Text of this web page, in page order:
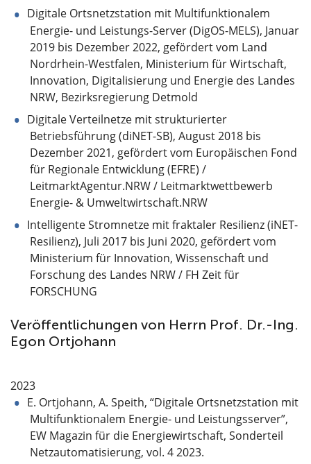
Digitale Ortsnetzstation mit Multifunktionalem
Energie- und Leistungs-Server (DigOS-MELS), Januar
2019 bis Dezember 2022, gefördert vom Land
Nordrhein-Westfalen, Ministerium für Wirtschaft,
Innovation, Digitalisierung und Energie des Landes
NRW, Bezirksregierung Detmold
Digitale Verteilnetze mit strukturierter
Betriebsführung (diNET-SB), August 2018 bis
Dezember 2021, gefördert vom Europäischen Fond
für Regionale Entwicklung (EFRE) /
LeitmarktAgentur.NRW / Leitmarktwettbewerb
Energie- & Umweltwirtschaft.NRW
Intelligente Stromnetze mit fraktaler Resilienz (iNET-
Resilienz), Juli 2017 bis Juni 2020, gefördert vom
Ministerium für Innovation, Wissenschaft und
Forschung des Landes NRW / FH Zeit für
FORSCHUNG
Veröffentlichungen von Herrn Prof. Dr.-Ing.
Egon Ortjohann
2023
E. Ortjohann, A. Speith, “Digitale Ortsnetzstation mit
Multifunktionalem Energie- und Leistungsserver”,
EW Magazin für die Energiewirtschaft, Sonderteil
Netzautomatisierung, vol. 4 2023.